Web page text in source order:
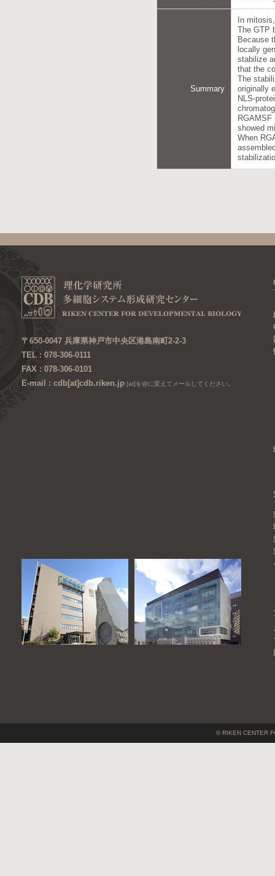
Summary
In
The GTP
Because
locally
stabilize
that the
The
originally
NLS-
RGAMSF
showed
When
〒650-0047 兵庫県神戸市中央区港島南町2-2-3
TEL : 078-306-0111
FAX : 078-306-0101
E-mail : cdb[at]cdb.riken.jp [at]を@に変えてメールしてください。
© RIKEN CENTER